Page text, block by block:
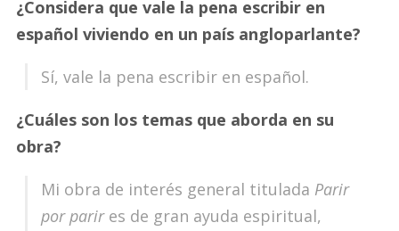
¿Considera que vale la pena escribir en
español viviendo en un país angloparlante?
Sí, vale la pena escribir en español.
¿Cuáles son los temas que aborda en su
obra?
Mi obra de interés general titulada Parir
por parires de gran ayuda espiritual,